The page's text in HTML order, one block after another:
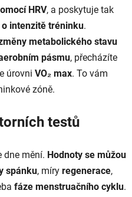
HRV, a poskytuje tak
intenzitě tréninku.
metabolického stavu
pásmu, přecházíte
úrovni VO₂ max. To vám
zóně.
testů
dne mění. Hodnoty se můžou
spánku, míry regenerace,
fáze menstruačního cyklu.